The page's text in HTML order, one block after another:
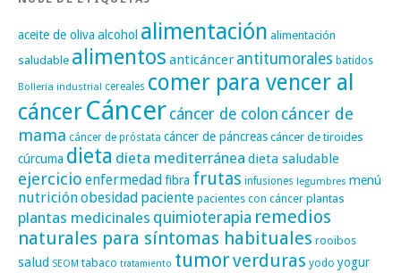
aceite de oliva alcohol alimentación alimentación
saludable alimentos anticáncer antitumorales batidos
Bollería industrial cereales comer para vencer al
cáncerCáncer cáncer de colon cáncer de
mama cáncer de próstata cáncer de páncreascáncer de tiroides
cúrcuma dieta dieta mediterránea dieta saludable
ejercicio enfermedadfibra frutas infusiones legumbres menú
nutriciónobesidad paciente pacientes con cáncer plantas
plantas medicinales quimioterapia remedios
naturales para síntomas habituales rooibos
salud SEOM tabaco tratamiento tumorverduras yodo yogur